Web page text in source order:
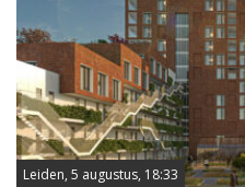
Leiden, 5 augustus, 18:33